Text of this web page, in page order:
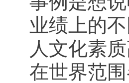
业绩上的
人文化素
在世界范